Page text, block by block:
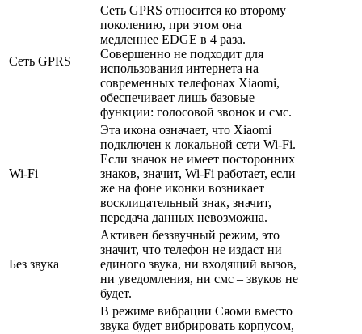
Сеть GPRS
Сеть GPRS относится ко второму
поколению, при этом она
медленнее EDGE в 4 раза.
Совершенно не подходит для
использования интернета на
современных телефонах Xiaomi,
обеспечивает лишь базовые
функции: голосовой звонок и смс.
Wi-Fi
Эта икона означает, что Xiaomi
подключен к локальной сети Wi-Fi.
Если значок не имеет посторонних
знаков, значит, Wi-Fi работает, если
же на фоне иконки возникает
восклицательный знак, значит,
передача данных невозможна.
Без звука
Активен беззвучный режим, это
значит, что телефон не издаст ни
единого звука, ни входящий вызов,
ни уведомления, ни смс – звуков не
будет.
В режиме вибрации Сяоми вместо
звука будет вибрировать корпусом,